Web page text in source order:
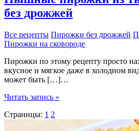
без дрожжей
Все рецепты Пирожки без дрожжей
Пирожки на сковороде
Пирожки по этому рецепту просто
вкусное и мягкое даже в холодном
может быть […]…
Пышные
из
Читать запись »
Страницы: 1 2